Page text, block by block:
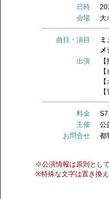
日時
会場
大
曲目・演目
出演
料金
主催
公
お問合せ
都
※公演情報は原則とし
※特殊な文字は置き換